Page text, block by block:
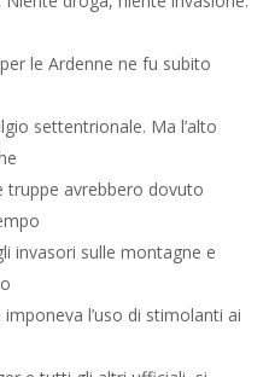
le Ardenne ne fu subito
settentrionale. Ma l’alto
truppe avrebbero dovuto
invasori sulle montagne e
l’uso di stimolanti ai